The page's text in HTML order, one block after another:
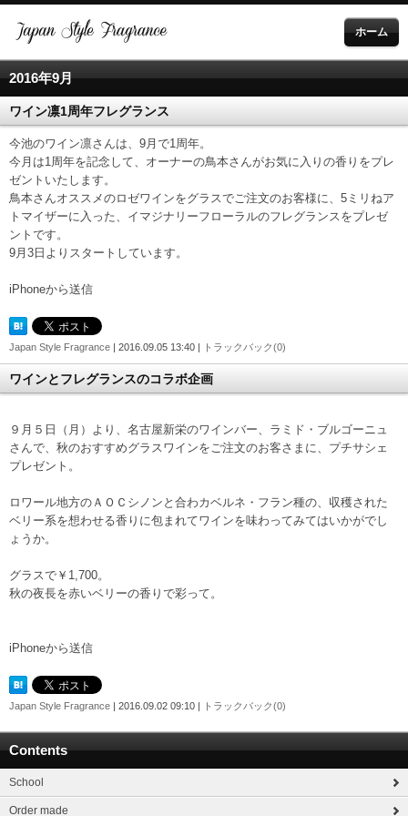
ホーム
2016年9月
ワイン凛1周年フレグランス
今池のワイン凛さんは、9月で1周年。
今月は1周年を記念して、オーナーの鳥本さんがお気に入りの香りをプレ
ゼントいたします。
鳥本さんオススメのロゼワインをグラスでご注文のお客様に、5ミリねア
トマイザーに入った、イマジナリーフローラルのフレグランスをプレゼ
ントです。
9月3日よりスタートしています。
iPhoneから送信
Japan Style Fragrance | 2016.09.05 13:40 | トラックバック(0)
ワインとフレグランスのコラボ企画
９月５日（月）より、名古屋新栄のワインバー、ラミド・ブルゴーニュ
さんで、秋のおすすめグラスワインをご注文のお客さまに、プチサシェ
プレゼント。
ロワール地方のＡＯＣシノンと合わカベルネ・フラン種の、収穫された
ベリー系を想わせる香りに包まれてワインを味わってみてはいかがでし
ょうか。
グラスで￥1,700。
秋の夜長を赤いベリーの香りで彩って。
iPhoneから送信
Japan Style Fragrance | 2016.09.02 09:10 | トラックバック(0)
Contents
School
Order made